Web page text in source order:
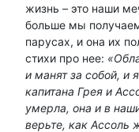
жизнь – это наши
больше мы
парусах, и она их
стихи про нее:
и манят за собой, и
капитана Грея и
умерла, она и в
верьте, как Ассоль